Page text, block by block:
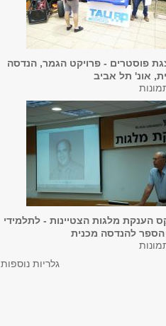
פוסטרים - פרויקט הגמר, הנדסה
אונ' תל אביב
הענקת מלגות הצטיינות - לתלמידי
הספר להנדסה מכנית
גלריות נוספות